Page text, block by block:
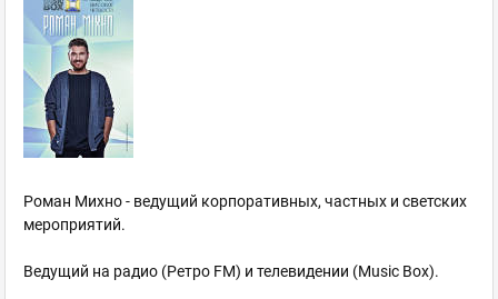
Роман Михно - ведущий корпоративных, частных и светских
мероприятий.
Ведущий на радио (Ретро FM) и телевидении (Music Box).